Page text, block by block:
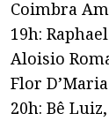
Coimbra
19h:
Aloisio
Flor
20h: Bê